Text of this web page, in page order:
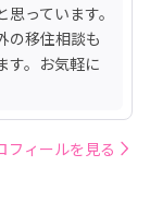
っています。
の移住相談も
す。お気軽に
フィールを見る